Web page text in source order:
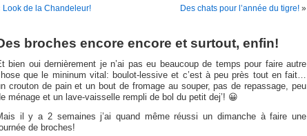
Look de la Chandeleur! Des chats pour l’année du tigre! »
broches encore encore et surtout, enfin!
bien oui dernièrement je n’ai pas eu beaucoup de temps pour faire autre
que le mininum vital: boulot-lessive et c’est à peu près tout en fait…
crouton de pain et un bout de fromage au souper, pas de repassage, peu
ménage et un lave-vaisselle rempli de bol du petit dej’! 😀
il y a 2 semaines j’ai quand même réussi un dimanche à faire une
de broches!